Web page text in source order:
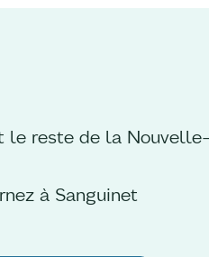
le reste de la Nouvelle-
à Sanguinet